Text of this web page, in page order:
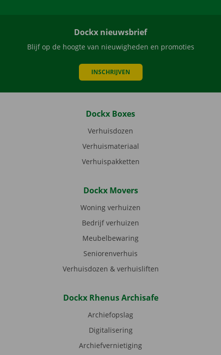
Dockx nieuwsbrief
Blijf op de hoogte van nieuwigheden en promoties
INSCHRIJVEN
Dockx Boxes
Verhuisdozen
Verhuismateriaal
Verhuispakketten
Dockx Movers
Woning verhuizen
Bedrijf verhuizen
Meubelbewaring
Seniorenverhuis
Verhuisdozen & verhuisliften
Dockx Rhenus Archisafe
Archiefopslag
Digitalisering
Archiefvernietiging